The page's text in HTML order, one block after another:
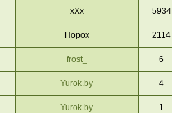
xXx 5934
Порох 2114
frost_ 6
Yurok.by 4
Yurok.by 1